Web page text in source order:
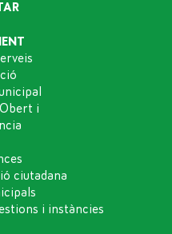
i
ciutadana
i instàncies